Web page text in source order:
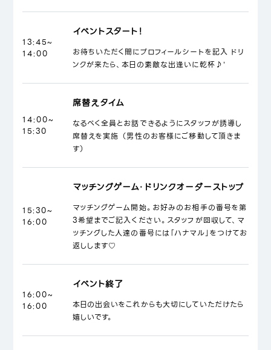
13:45~
14:00
イベントスタート！
お待ちいただく間にプロフィールシートを記入 ドリ
ンクが来たら、本日の素敵な出逢いに乾杯♪'
14:00~
15:30
席替えタイム
なるべく全員とお話できるようにスタッフが誘導し
席替えを実施 （男性のお客様にご移動して頂きま
す）
15:30~
16:00
マッチングゲーム・ドリンクオーダーストップ
マッチングゲーム開始。お好みのお相手の番号を第
3希望までご記入ください。スタッフが回収して、マ
ッチングした人達の番号には「ハナマル」をつけてお
返しします♡
16:00~
16:00
イベント終了
本日の出会いをこれからも大切にしていただけたら
嬉しいです。